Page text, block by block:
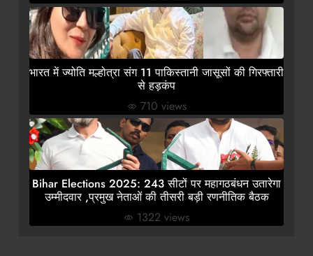
भारत में ज्योति मल्होत्रा संग 11 पाकिस्तानी जासूसों की गिरफ्तारी
से हड़कंप
710 views
Bihar Elections 2025: 243 सीटों पर महागठबंधन उतारेगा
उम्मीदवार ,प्रमुख नेताओं की तीसरी बड़ी रणनीतिक बैठक
1322 views